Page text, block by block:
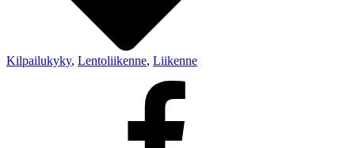
Kilpailukyky, Lentoliikenne, Liikenne